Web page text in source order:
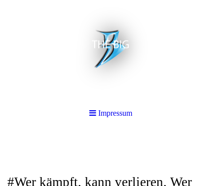
Impressum
#Wer kämpft, kann verlieren. Wer